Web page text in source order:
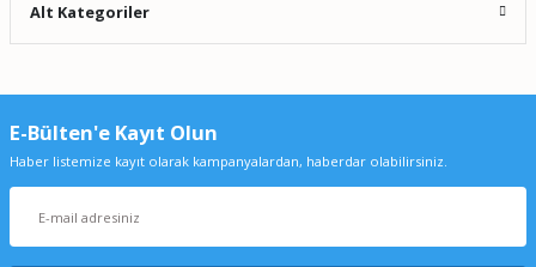
Alt Kategoriler
E-Bülten'e Kayıt Olun
Haber listemize kayıt olarak kampanyalardan, haberdar olabilirsiniz.